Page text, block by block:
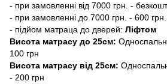
- при замовленні від 7000 грн. -
- при замовленні до 7000 грн. - 600 грн.
- підйом матраца до дверей: Ліфтом
Висота матрасу до 25см:
100 грн
Висота матрасу від 25см:
- 200 грн